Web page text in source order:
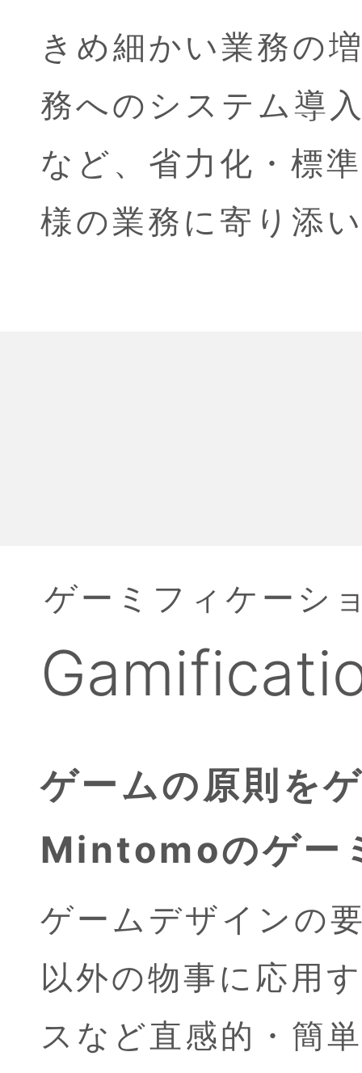
きめ細かい業務の
務へのシステム導
など、省力化・標
様の業務に寄り添
ゲーミフィケーシ
ゲームの原則を
Mintomoのゲー
ゲームデザインの
以外の物事に応用
スなど直感的・簡